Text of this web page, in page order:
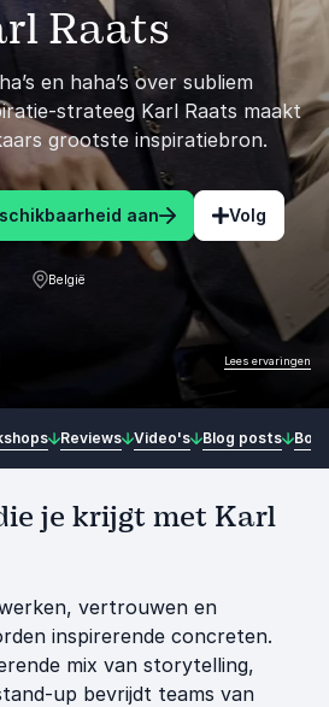
Raats
en haha’s over subliem
strateeg Karl Raats maakt
grootste inspiratiebron.
aan Volg
België
Lees ervaringen
Reviews Video's Blog posts
je krijgt met Karl
vertrouwen en
inspirerende concreten.
mix van storytelling,
up bevrijdt teams van